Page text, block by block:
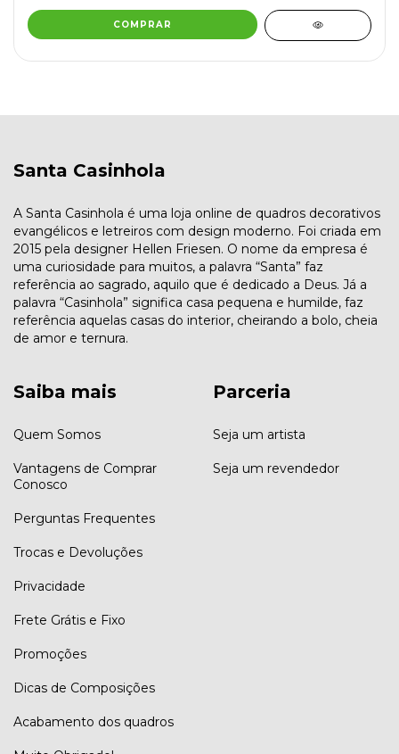
COMPRAR
Santa Casinhola
A Santa Casinhola é uma loja online de quadros decorativos
evangélicos e letreiros com design moderno. Foi criada em
2015 pela designer Hellen Friesen. O nome da empresa é
uma curiosidade para muitos, a palavra “Santa” faz
referência ao sagrado, aquilo que é dedicado a Deus. Já a
palavra “Casinhola” significa casa pequena e humilde, faz
referência aquelas casas do interior, cheirando a bolo, cheia
de amor e ternura.
Saiba mais
Quem Somos
Vantagens de Comprar
Conosco
Perguntas Frequentes
Trocas e Devoluções
Privacidade
Frete Grátis e Fixo
Promoções
Dicas de Composições
Acabamento dos quadros
Parceria
Seja um artista
Seja um revendedor